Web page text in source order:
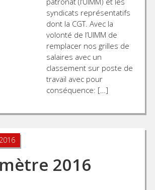
syndicats représentatifs
dont la CGT. Avec la
volonté de l’UIMM de
remplacer nos grilles de
salaires avec un
classement sur poste de
travail avec pour
conséquence: […]
2016